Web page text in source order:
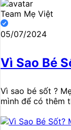
Team Mẹ Việt
05/07/2024
Vì Sao Bé
Vì sao bé sốt ?
mình để có thêm